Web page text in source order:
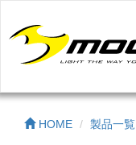
HOME 製品一覧